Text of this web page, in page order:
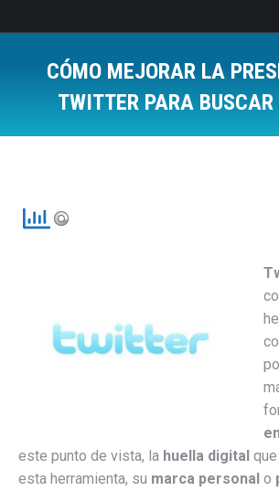
CÓMO MEJORAR LA
TWITTER PARA BUSCAR
este punto de vista, la huella digital
esta herramienta, su marca personal o